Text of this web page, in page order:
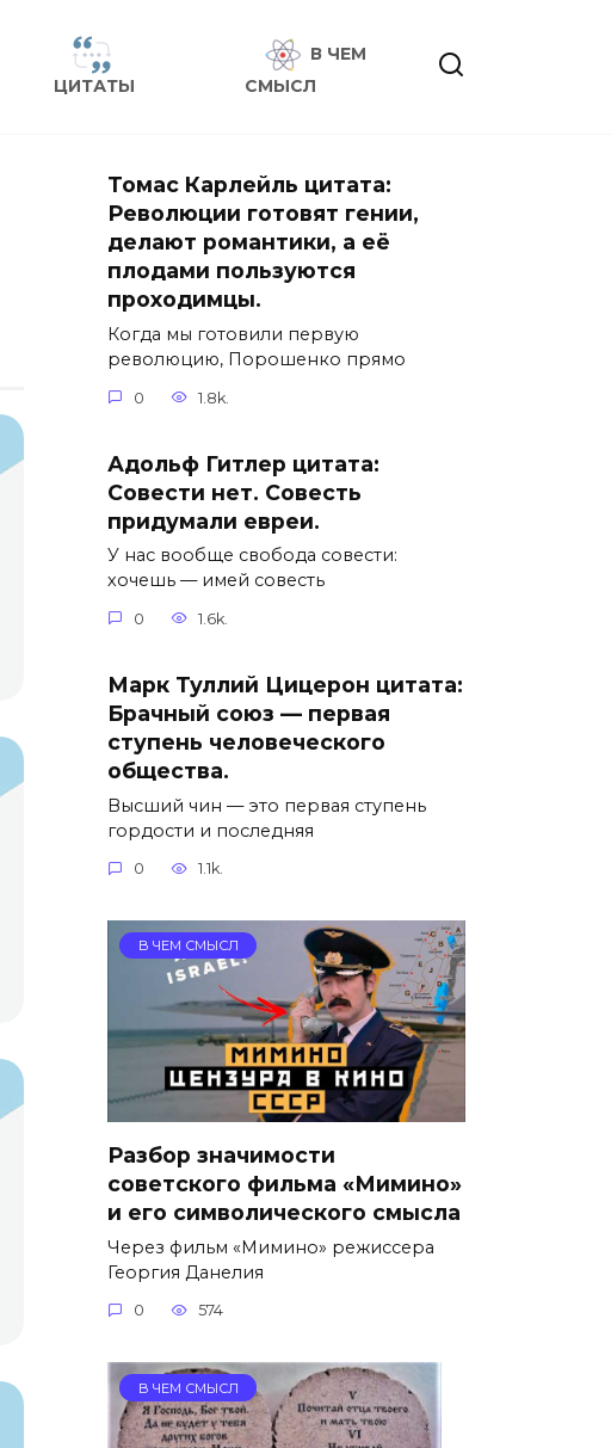
ЦИТАТЫ
В ЧЕМ
СМЫСЛ
Томас Карлейль цитата:
Революции готовят гении,
делают романтики, а её
плодами пользуются
проходимцы.
Когда мы готовили первую
революцию, Порошенко прямо
0 1.8k.
Адольф Гитлер цитата:
Совести нет. Совесть
придумали евреи.
У нас вообще свобода совести:
хочешь — имей совесть
0 1.6k.
Марк Туллий Цицерон цитата:
Брачный союз — первая
ступень человеческого
общества.
Высший чин — это первая ступень
гордости и последняя
0 1.1k.
В ЧЕМ СМЫСЛ
Разбор значимости
советского фильма «Мимино»
и его символического смысла
Через фильм «Мимино» режиссера
Георгия Данелия
0 574
В ЧЕМ СМЫСЛ